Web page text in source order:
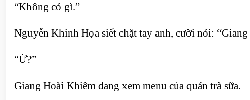
“Không có gì.”
Nguyễn Khinh Họa siết chặt tay anh, cười nói:
“Ừ?”
Giang Hoài Khiêm đang xem menu của quán trà sữa.